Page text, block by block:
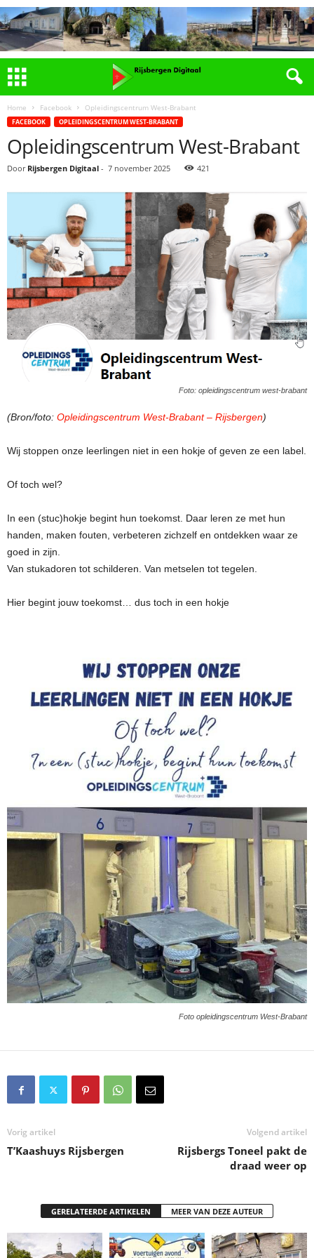
Home Facebook Opleidingscentrum West-Brabant
FACEBOOK OPLEIDINGSCENTRUM WEST-BRABANT
Opleidingscentrum West-Brabant
Door Rijsbergen Digitaal - 7 november 2025 421
Foto: opleidingscentrum west-brabant
(Bron/foto: Opleidingscentrum West-Brabant – Rijsbergen)
Wij stoppen onze leerlingen niet in een hokje of geven ze een label.
Of toch wel?
In een (stuc)hokje begint hun toekomst. Daar leren ze met hun
handen, maken fouten, verbeteren zichzelf en ontdekken waar ze
goed in zijn.
Van stukadoren tot schilderen. Van metselen tot tegelen.
Hier begint jouw toekomst… dus toch in een hokje
Foto opleidingscentrum West-Brabant
Vorig artikel
T’Kaashuys Rijsbergen
Volgend artikel
Rijsbergs Toneel pakt de
draad weer op
GERELATEERDE ARTIKELEN MEER VAN DEZE AUTEUR